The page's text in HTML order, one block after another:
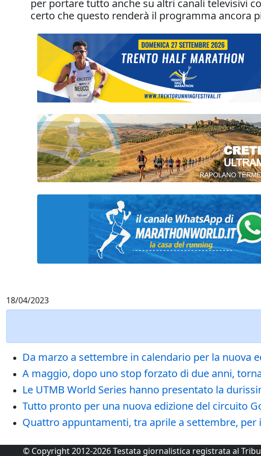
per portare tutto anche su altri canali televisivi
certo che questo renderà il programma ancora
18/04/2023
Da marzo a settembre in calendario per la nuova
A maggio, dopo uno stop forzato di due anni,
Le UTMB World Series hanno presentato la
Tutto pronto per una nuova edizione del circuito
Quattro appuntamenti, tra aprile a settembre, per
© Copyright 2012-2026 Testata giornalistica registrata al